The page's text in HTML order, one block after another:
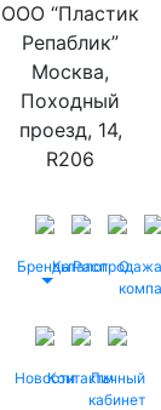
ООО “Пластик
Репаблик”
Москва,
Походный
проезд, 14,
R206
БрендыКаталог
Распродажа
О
НовостиКонтактыЛичный
кабинет